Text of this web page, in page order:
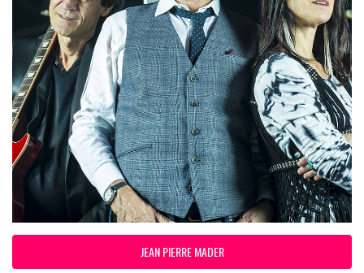
JEAN PIERRE MADER